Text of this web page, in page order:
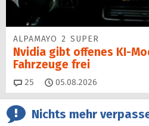
ALPAMAYO 2 SUPER
Nvidia gibt offenes KI-
Fahrzeuge frei
25 Kommentare
05.08.2026
Nichts mehr